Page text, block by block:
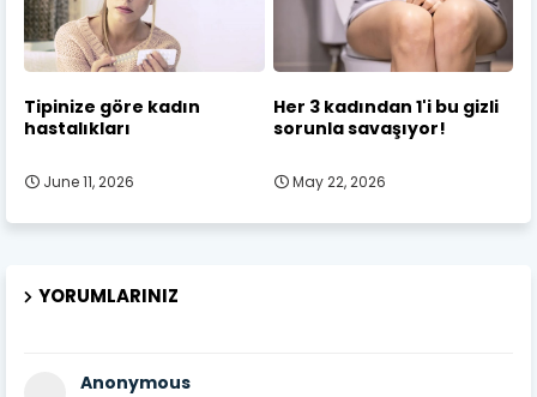
Tipinize göre kadın
hastalıkları
June 11, 2026
Her 3 kadından 1'i bu gizli
sorunla savaşıyor!
May 22, 2026
YORUMLARINIZ
Anonymous